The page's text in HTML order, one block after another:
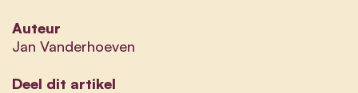
Auteur
Jan Vanderhoeven
Deel dit artikel